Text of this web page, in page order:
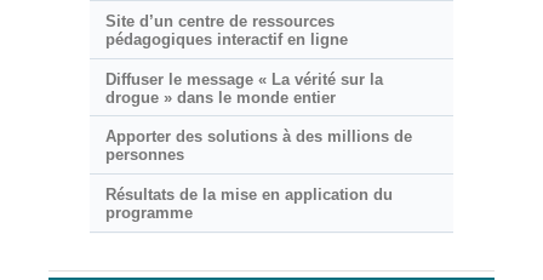
Site d’un centre de ressources
pédagogiques interactif en ligne
Diffuser le message « La vérité sur la
drogue » dans le monde entier
Apporter des solutions à des millions de
personnes
Résultats de la mise en application du
programme